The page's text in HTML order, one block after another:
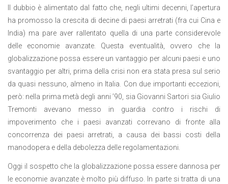
Il dubbio è alimentato dal fatto che, negli ultimi decenni, l’apertura
ha promosso la crescita di decine di paesi arretrati (fra cui Cina e
India) ma pare aver rallentato quella di una parte considerevole
delle economie avanzate. Questa eventualità, ovvero che la
globalizzazione possa essere un vantaggio per alcuni paesi e uno
svantaggio per altri, prima della crisi non era stata presa sul serio
da quasi nessuno, almeno in Italia. Con due importanti eccezioni,
però: nella prima metà degli anni ’90, sia Giovanni Sartori sia Giulio
Tremonti avevano messo in guardia contro i rischi di
impoverimento che i paesi avanzati correvano di fronte alla
concorrenza dei paesi arretrati, a causa dei bassi costi della
manodopera e della debolezza delle regolamentazioni.
Oggi il sospetto che la globalizzazione possa essere dannosa per
le economie avanzate è molto più diffuso. In parte si tratta di una